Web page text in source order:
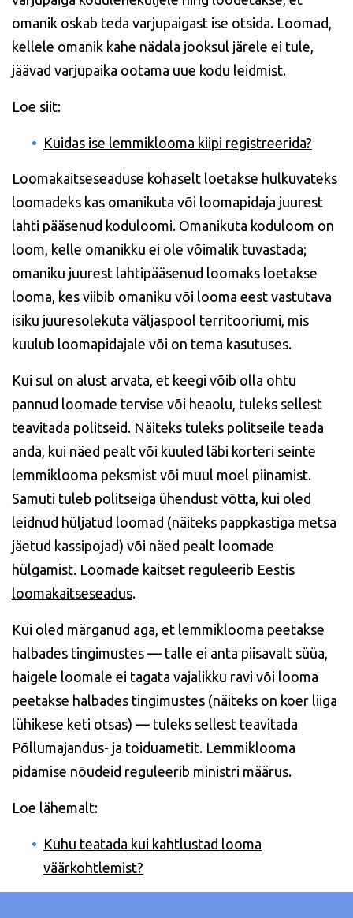
omanik oskab teda varjupaigast ise otsida. Loomad,
kellele omanik kahe nädala jooksul järele ei tule,
jäävad varjupaika ootama uue kodu leidmist.
Loe siit:
Kuidas ise lemmiklooma kiipi registreerida?
Loomakaitseseaduse kohaselt loetakse hulkuvateks
loomadeks kas omanikuta või loomapidaja juurest
lahti pääsenud koduloomi. Omanikuta koduloom on
loom, kelle omanikku ei ole võimalik tuvastada;
omaniku juurest lahtipääsenud loomaks loetakse
looma, kes viibib omaniku või looma eest vastutava
isiku juuresolekuta väljaspool territooriumi, mis
kuulub loomapidajale või on tema kasutuses.
Kui sul on alust arvata, et keegi võib olla ohtu
pannud loomade tervise või heaolu, tuleks sellest
teavitada politseid. Näiteks tuleks politseile teada
anda, kui näed pealt või kuuled läbi korteri seinte
lemmiklooma peksmist või muul moel piinamist.
Samuti tuleb politseiga ühendust võtta, kui oled
leidnud hüljatud loomad (näiteks pappkastiga metsa
jäetud kassipojad) või näed pealt loomade
hülgamist. Loomade kaitset reguleerib Eestis
loomakaitseseadus.
Kui oled märganud aga, et lemmiklooma peetakse
halbades tingimustes — talle ei anta piisavalt süüa,
haigele loomale ei tagata vajalikku ravi või looma
peetakse halbades tingimustes (näiteks on koer liiga
lühikese keti otsas) — tuleks sellest teavitada
Põllumajandus- ja toiduametit. Lemmiklooma
pidamise nõudeid reguleerib ministri määrus.
Loe lähemalt:
Kuhu teatada kui kahtlustad looma
väärkohtlemist?